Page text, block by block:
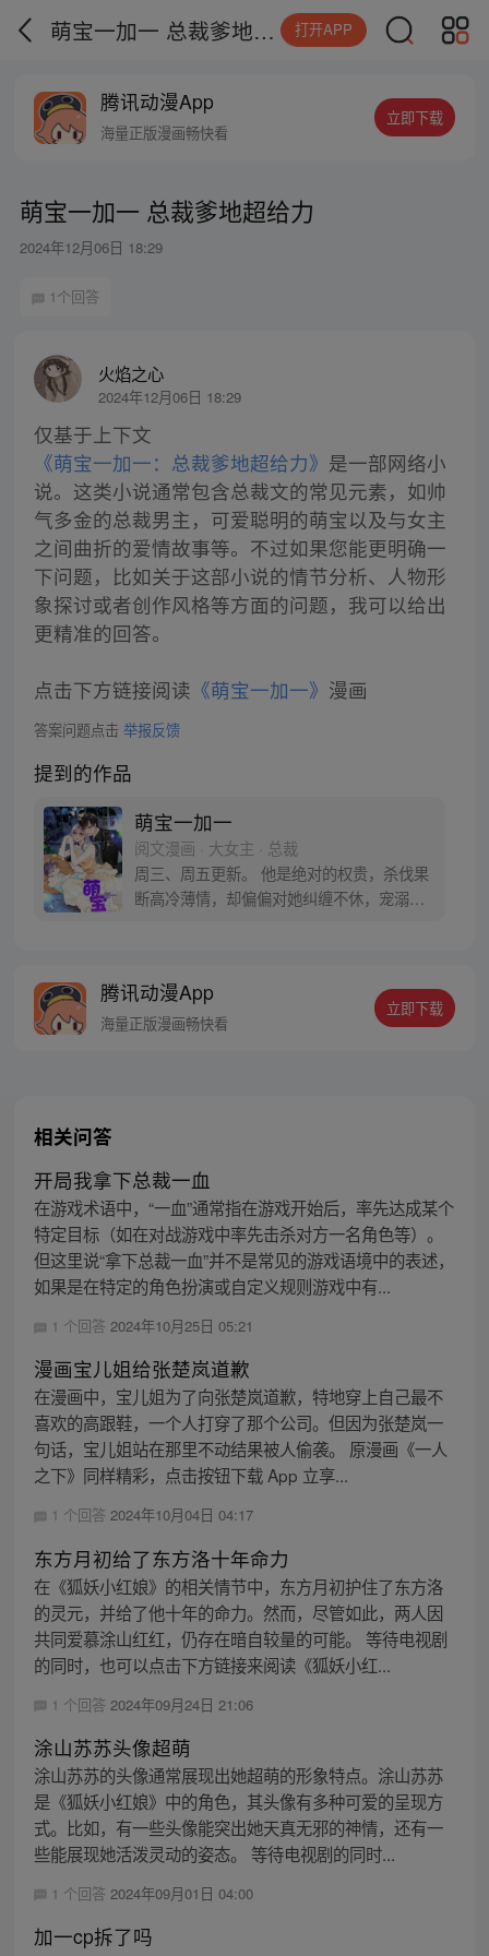
萌宝一加一 总裁爹地超给力 打开APP
腾讯动漫App
海量正版漫画畅快看
立即下载
萌宝一加一 总裁爹地超给力
2024年12月06日 18:29
1个回答
火焰之心
2024年12月06日 18:29
《萌宝一加一：总裁爹地超给力》 是一部网络小
说。这类小说通常包含总裁文的常见元素，如帅
气多金的总裁男主，可爱聪明的萌宝以及与女主
之间曲折的爱情故事等。不过如果您能更明确一
下问题，比如关于这部小说的情节分析、人物形
象探讨或者创作风格等方面的问题，我可以给出
更精准的回答。
点击下方链接阅读 《萌宝一加一》 漫画
答案问题点击 举报反馈
提到的作品
萌宝一加一
阅文漫画 · 大女主 · 总裁
周三、周五更新。 他是绝对的权贵，杀伐果
断高冷薄情，却偏偏对她纠缠不休，宠溺不
先生，你有完没完？” 男人扬唇，笑得深沉
魅惑，“二胎没生，当然没完。”
腾讯动漫App
海量正版漫画畅快看
立即下载
相关问答
开局我拿下总裁一血
在游戏术语中，“一血”通常指在游戏开始后，率先达成某个
特定目标（如在对战游戏中率先击杀对方一名角色等）。
但这里说“拿下总裁一血”并不是常见的游戏语境中的表述，
如果是在特定的角色扮演或自定义规则游戏中有...
1 个回答 2024年10月25日 05:21
漫画宝儿姐给张楚岚道歉
在漫画中，宝儿姐为了向张楚岚道歉，特地穿上自己最不
喜欢的高跟鞋，一个人打穿了那个公司。但因为张楚岚一
句话，宝儿姐站在那里不动结果被人偷袭。 原漫画《一人
之下》同样精彩，点击按钮下载 App 立享...
1 个回答 2024年10月04日 04:17
东方月初给了东方洛十年命力
在《狐妖小红娘》的相关情节中，东方月初护住了东方洛
的灵元，并给了他十年的命力。然而，尽管如此，两人因
共同爱慕涂山红红，仍存在暗自较量的可能。 等待电视剧
的同时，也可以点击下方链接来阅读《狐妖小红...
1 个回答 2024年09月24日 21:06
涂山苏苏头像超萌
涂山苏苏的头像通常展现出她超萌的形象特点。涂山苏苏
是《狐妖小红娘》中的角色，其头像有多种可爱的呈现方
式。比如，有一些头像能突出她天真无邪的神情，还有一
些能展现她活泼灵动的姿态。 等待电视剧的同时...
1 个回答 2024年09月01日 04:00
加一cp拆了吗